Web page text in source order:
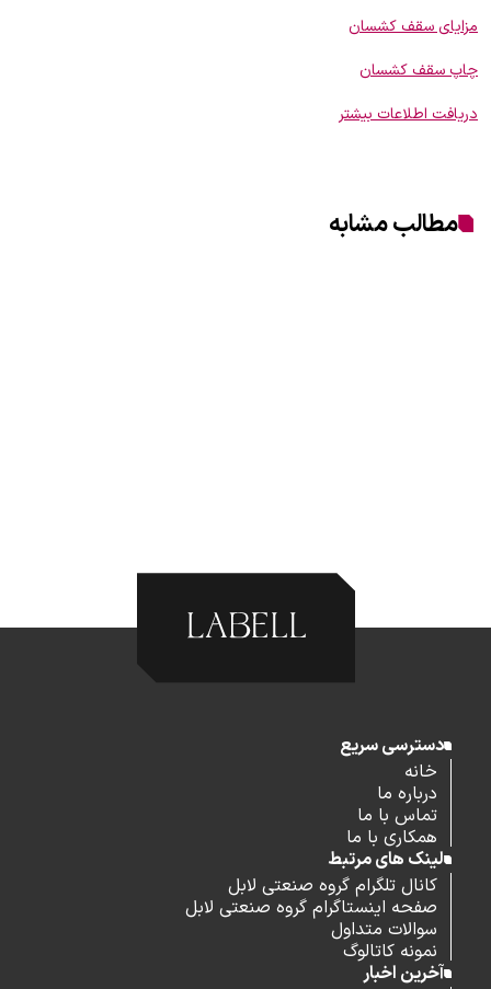
مزایای سقف کشسان
چاپ سقف کشسان
دریافت اطلاعات بیشتر
مطالب مشابه
دسترسی سریع
خانه
درباره ما
تماس با ما
همکاری با ما
لینک های مرتبط
کانال تلگرام گروه صنعتی لابل
صفحه اینستاگرام گروه صنعتی لابل
سوالات متداول
نمونه کاتالوگ
آخرین اخبار